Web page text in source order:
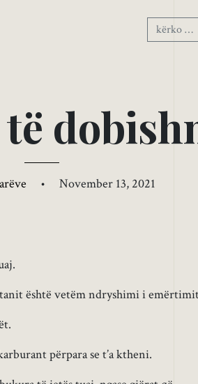
të dobish
• November 13, 2021
është vetëm ndryshimi i
përpara se t’a ktheni.